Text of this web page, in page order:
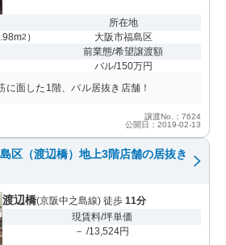
2 ）
所在地
大阪市福島区
前業態/希望譲渡額
バル/150万円
に面した1階、バル居抜き店舗！
譲渡No.：7624
公開日：2019-02-13
区（渡辺橋）地上3階店舗の居抜き
渡辺橋(京阪中之島線) 徒歩 11分
現賃料/坪単価
－ /13,524円